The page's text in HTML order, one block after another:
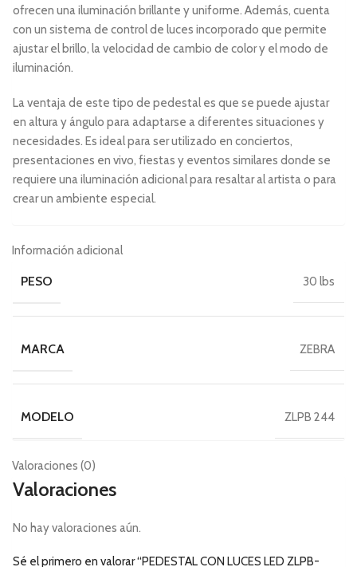
ofrecen una iluminación brillante y uniforme. Además, cuenta
con un sistema de control de luces incorporado que permite
ajustar el brillo, la velocidad de cambio de color y el modo de
iluminación.
La ventaja de este tipo de pedestal es que se puede ajustar
en altura y ángulo para adaptarse a diferentes situaciones y
necesidades. Es ideal para ser utilizado en conciertos,
presentaciones en vivo, fiestas y eventos similares donde se
requiere una iluminación adicional para resaltar al artista o para
crear un ambiente especial.
Información adicional
PESO 30 lbs
MARCA ZEBRA
MODELO ZLPB 244
Valoraciones (0)
Valoraciones
No hay valoraciones aún.
Sé el primero en valorar “PEDESTAL CON LUCES LED ZLPB-